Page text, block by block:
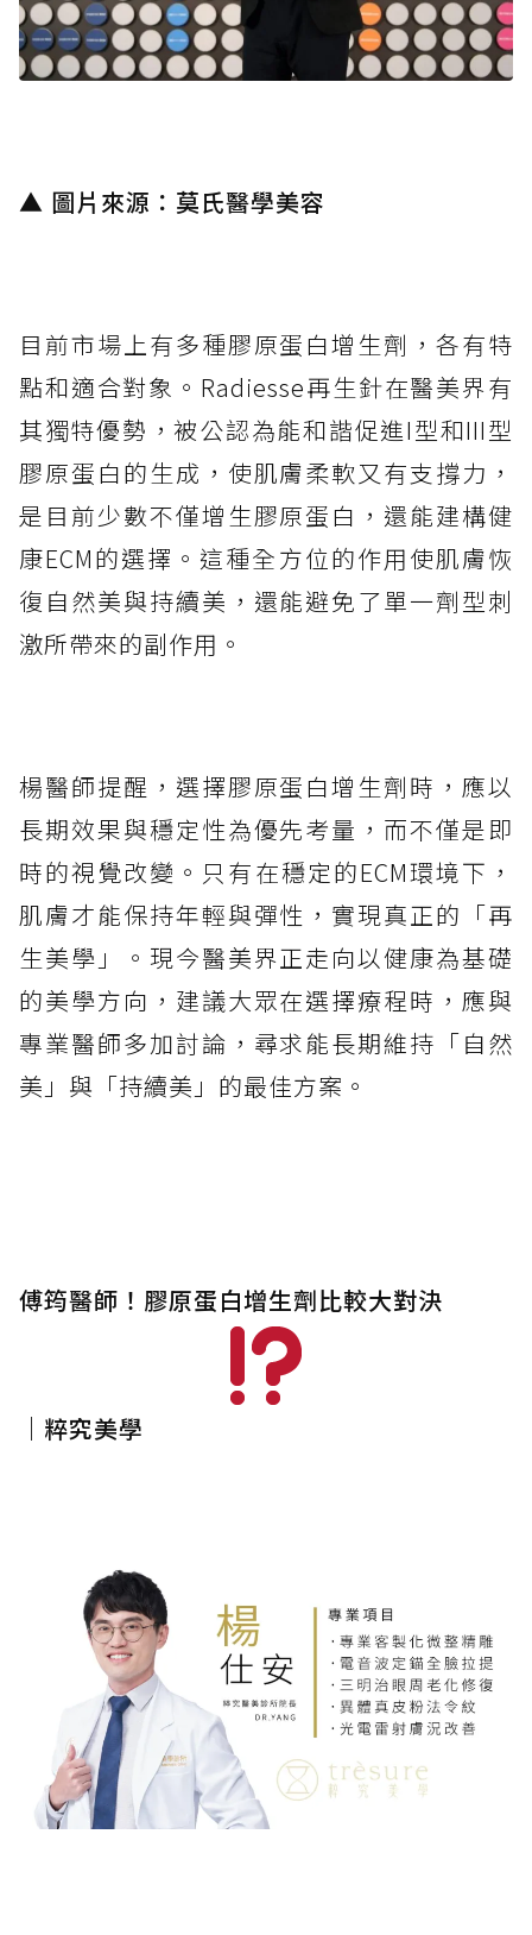
▲ 圖片來源：莫氏醫學美容
目前市場上有多種膠原蛋白增生劑，各有特
點和適合對象。Radiesse再生針在醫美界有
其獨特優勢，被公認為能和諧促進I型和III型
膠原蛋白的生成，使肌膚柔軟又有支撐力，
是目前少數不僅增生膠原蛋白，還能建構健
康ECM的選擇。這種全方位的作用使肌膚恢
復自然美與持續美，還能避免了單一劑型刺
激所帶來的副作用​。
楊醫師提醒，選擇膠原蛋白增生劑時，應以
長期效果與穩定性為優先考量，而不僅是即
時的視覺改變。只有在穩定的ECM環境下，
肌膚才能保持年輕與彈性，實現真正的「再
生美學」。現今醫美界正走向以健康為基礎
的美學方向，建議大眾在選擇療程時，應與
專業醫師多加討論，尋求能長期維持「自然
美」與「持續美」的最佳方案。
傅筠醫師！膠原蛋白增生劑比較大對決
｜粹究美學